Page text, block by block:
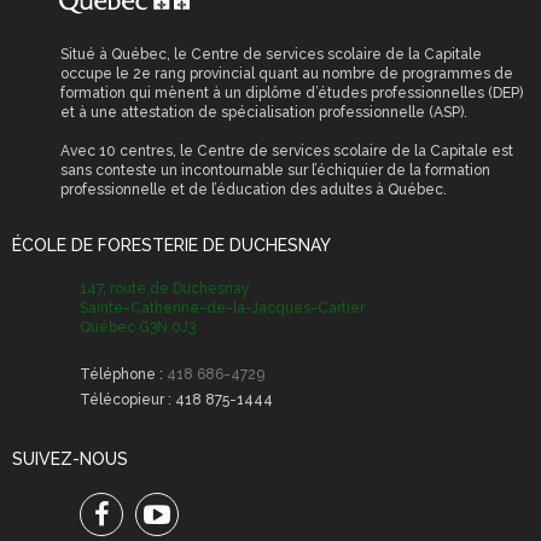
Situé à Québec, le Centre de services scolaire de la Capitale
occupe le 2e rang provincial quant au nombre de programmes de
formation qui mènent à un diplôme d’études professionnelles (DEP)
et à une attestation de spécialisation professionnelle (ASP).
Avec 10 centres, le Centre de services scolaire de la Capitale est
sans conteste un incontournable sur l’échiquier de la formation
professionnelle et de l’éducation des adultes à Québec.
ÉCOLE DE FORESTERIE DE DUCHESNAY
147, route de Duchesnay
Sainte-Catherine-de-la-Jacques-Cartier
Québec G3N 0J3
Téléphone : 418 686-4729
Télécopieur : 418 875-1444
SUIVEZ-NOUS
FacebookYoutube